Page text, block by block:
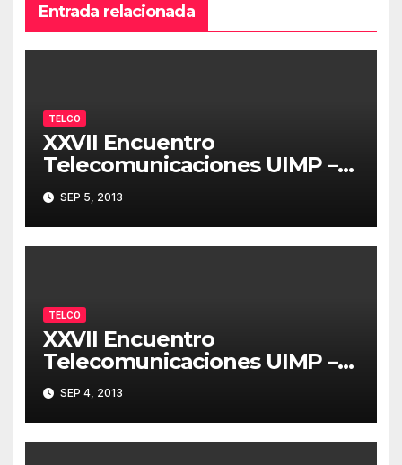
Entrada relacionada
TELCO
XXVII Encuentro
Telecomunicaciones UIMP –
Resumen 05/09/2013
SEP 5, 2013
TELCO
XXVII Encuentro
Telecomunicaciones UIMP –
Resumen 04/09/2013
SEP 4, 2013